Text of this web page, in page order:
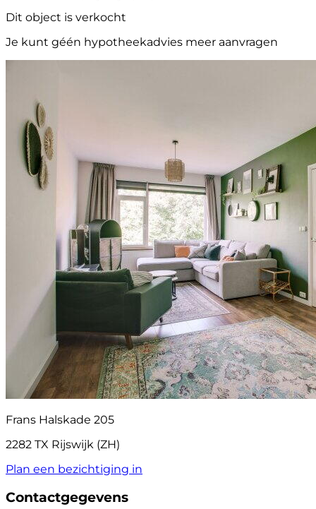
Dit object is verkocht
Je kunt géén hypotheekadvies meer aanvragen
Frans Halskade 205
2282 TX Rijswijk (ZH)
Plan een bezichtiging in
Contactgegevens